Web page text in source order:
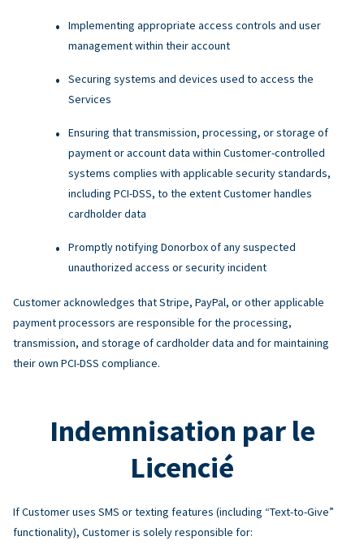
Implementing appropriate access controls and user
management within their account
Securing systems and devices used to access the
Services
Ensuring that transmission, processing, or storage of
payment or account data within Customer-controlled
systems complies with applicable security standards,
including PCI-DSS, to the extent Customer handles
cardholder data
Promptly notifying Donorbox of any suspected
unauthorized access or security incident
Customer acknowledges that Stripe, PayPal, or other applicable
payment processors are responsible for the processing,
transmission, and storage of cardholder data and for maintaining
their own PCI-DSS compliance.
Indemnisation par le
Licencié
If Customer uses SMS or texting features (including “Text-to-Give”
functionality), Customer is solely responsible for: